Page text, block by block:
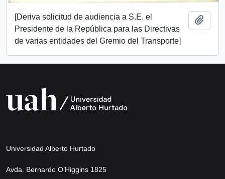
[Deriva solicitud de audiencia a S.E. el
Presidente de la República para las Directivas
de varias entidades del Gremio del Transporte]
Universidad Alberto Hurtado
Avda. Bernardo O’Higgins 1825